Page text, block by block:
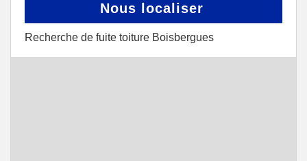
Nous localiser
Recherche de fuite toiture Boisbergues